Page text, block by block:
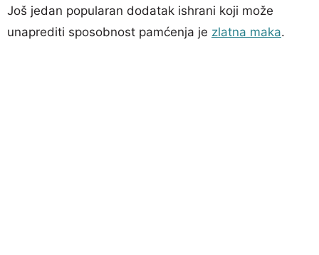
Još jedan popularan dodatak ishrani koji može
unaprediti sposobnost pamćenja je zlatna maka.